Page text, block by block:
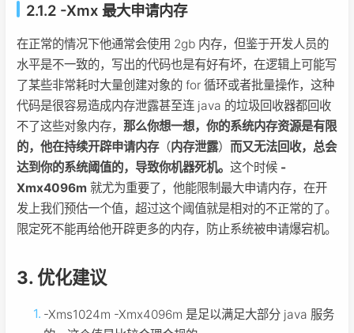
2.1.2 -Xmx 最大申请内存
在正常的情况下他通常会使用 2gb 内存，但鉴于开发人员的
水平是不一致的，写出的代码也是有好有坏，在逻辑上可能写
了某些非常耗时大量创建对象的 for 循环或者批量操作，这种
代码是很容易造成内存泄露甚至连 java 的垃圾回收器都回收
不了这些对象内存， 那么你想一想，你的系统内存资源是有限
的，他在持续开辟申请内存（内存泄露） 而又无法回收，总会
达到你的系统阈值的，导致你机器死机。 这个时候 -
Xmx4096m 就尤为重要了，他能限制最大申请内存，在开
发上我们预估一个值，超过这个阈值就是相对的不正常的了。
限定死不能再给他开辟更多的内存，防止系统被申请爆宕机。
3. 优化建议
-Xms1024m -Xmx4096m 是足以满足大部分 java 服务